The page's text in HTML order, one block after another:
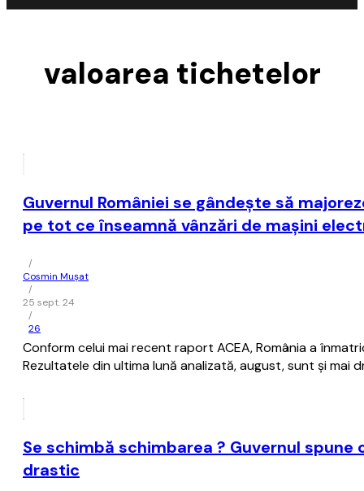
valoarea tichetelor
Guvernul României se gândeşte să
pe tot ce înseamnă vânzări de maşini
/
Cosmin Mușat
/
25 sept. 24
/
26
Conform celui mai recent raport ACEA, România a
Rezultatele din ultima lună analizată, august, sunt şi
Se schimbă schimbarea ? Guvernul
drastic